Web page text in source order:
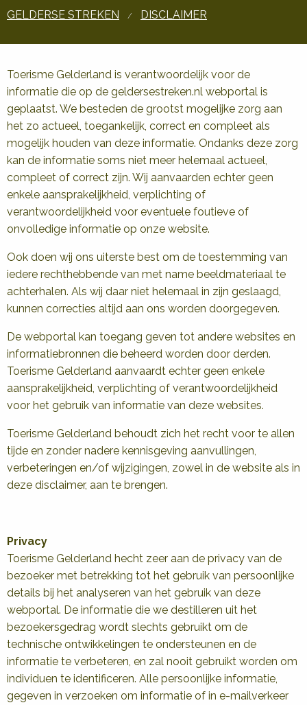
GELDERSE STREKEN DISCLAIMER
Toerisme Gelderland is verantwoordelijk voor de
informatie die op de geldersestreken.nl webportal is
geplaatst. We besteden de grootst mogelijke zorg aan
het zo actueel, toegankelijk, correct en compleet als
mogelijk houden van deze informatie. Ondanks deze zorg
kan de informatie soms niet meer helemaal actueel,
compleet of correct zijn. Wij aanvaarden echter geen
enkele aansprakelijkheid, verplichting of
verantwoordelijkheid voor eventuele foutieve of
onvolledige informatie op onze website.
Ook doen wij ons uiterste best om de toestemming van
iedere rechthebbende van met name beeldmateriaal te
achterhalen. Als wij daar niet helemaal in zijn geslaagd,
kunnen correcties altijd aan ons worden doorgegeven.
De webportal kan toegang geven tot andere websites en
informatiebronnen die beheerd worden door derden.
Toerisme Gelderland aanvaardt echter geen enkele
aansprakelijkheid, verplichting of verantwoordelijkheid
voor het gebruik van informatie van deze websites.
Toerisme Gelderland behoudt zich het recht voor te allen
tijde en zonder nadere kennisgeving aanvullingen,
verbeteringen en/of wijzigingen, zowel in de website als in
deze disclaimer, aan te brengen.
Privacy
Toerisme Gelderland hecht zeer aan de privacy van de
bezoeker met betrekking tot het gebruik van persoonlijke
details bij het analyseren van het gebruik van deze
webportal. De informatie die we destilleren uit het
bezoekersgedrag wordt slechts gebruikt om de
technische ontwikkelingen te ondersteunen en de
informatie te verbeteren, en zal nooit gebruikt worden om
individuen te identificeren. Alle persoonlijke informatie,
gegeven in verzoeken om informatie of in e-mailverkeer